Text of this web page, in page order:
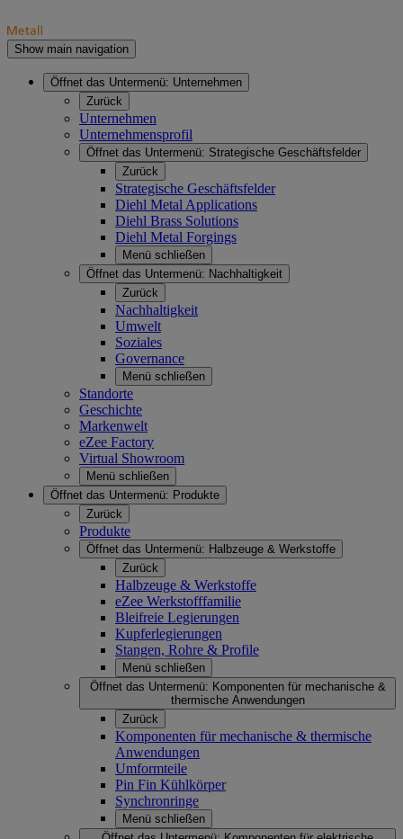
Show main navigation
Öffnet das Untermenü: Unternehmen
Zurück
Unternehmen
Unternehmensprofil
Öffnet das Untermenü: Strategische Geschäftsfelder
Zurück
Strategische Geschäftsfelder
Diehl Metal Applications
Diehl Brass Solutions
Diehl Metal Forgings
Menü schließen
Öffnet das Untermenü: Nachhaltigkeit
Zurück
Nachhaltigkeit
Umwelt
Soziales
Governance
Menü schließen
Standorte
Geschichte
Markenwelt
eZee Factory
Virtual Showroom
Menü schließen
Öffnet das Untermenü: Produkte
Zurück
Produkte
Öffnet das Untermenü: Halbzeuge & Werkstoffe
Zurück
Halbzeuge & Werkstoffe
eZee Werkstofffamilie
Bleifreie Legierungen
Kupferlegierungen
Stangen, Rohre & Profile
Menü schließen
Öffnet das Untermenü: Komponenten für mechanische &
thermische Anwendungen
Zurück
Komponenten für mechanische & thermische
Anwendungen
Umformteile
Pin Fin Kühlkörper
Synchronringe
Menü schließen